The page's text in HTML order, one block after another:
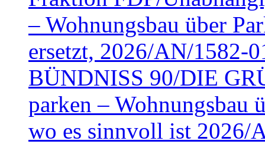
– Wohnungsbau über
ersetzt, 2026/AN/1582-
BÜNDNISS 90/DIE
parken – Wohnungsbau
wo es sinnvoll ist 2026/